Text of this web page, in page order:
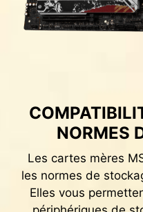
NORMES
Les cartes mères
les normes de
Elles vous
AVEC LES
Les profils XMP
certifiés par le MSI
activables avec des
automatique et
maximum pour une